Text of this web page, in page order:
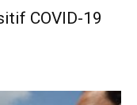
COVID-19